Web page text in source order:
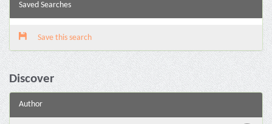
Saved Searches
Save this search
Discover
Author